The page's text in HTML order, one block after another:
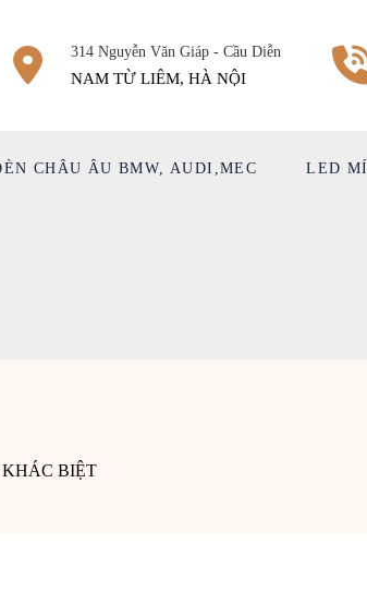
314 Nguyễn Văn Giáp - Cầu Diễn
NAM TỪ LIÊM, HÀ NỘI
CHÂU ÂU BMW, AUDI,MEC LED MÍ
BIỆT